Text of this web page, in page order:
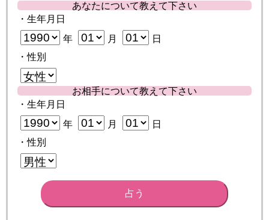
あなたについて教えて下さい
・生年月日
年 月
日
・性別
お相手について教えて下さい
・生年月日
年 月
日
・性別
占う